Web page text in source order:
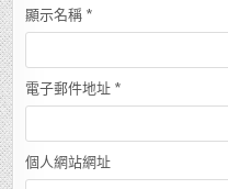
顯示名稱 *
電子郵件地址 *
個人網站網址